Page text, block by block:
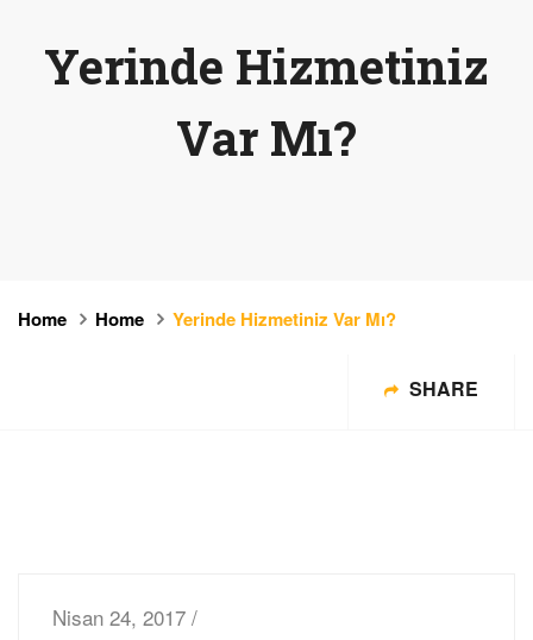
Yerinde Hizmetiniz
Var Mı?
Home Home Yerinde Hizmetiniz Var Mı?
SHARE
Nisan 24, 2017 /